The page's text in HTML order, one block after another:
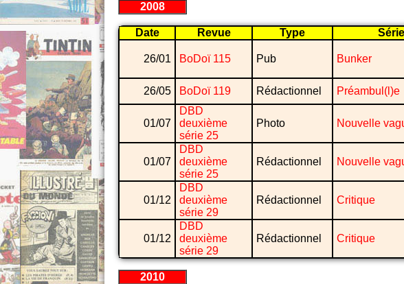
2008
Date Revue Type Série
26/01 BoDoï 115 Pub Bunker
26/05
BoDoï 119 Rédactionnel Préambul(l)e
01/07
DBD
deuxième
série 25
Photo Nouvelle
01/07
DBD
deuxième
série 25
Rédactionnel Nouvelle
01/12
DBD
deuxième
série 29
Rédactionnel Critique
01/12
DBD
deuxième
série 29
Rédactionnel Critique
2010